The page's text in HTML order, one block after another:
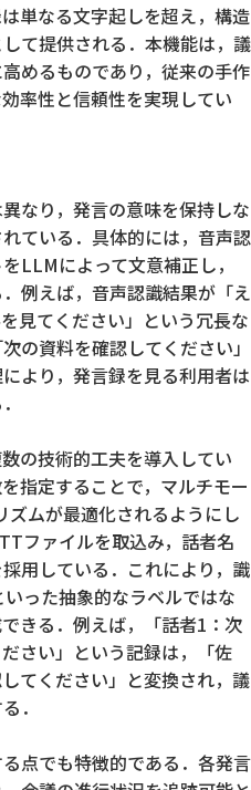
単なる文字起しを超え，構造
て提供される．本機能は，議
めるものであり，従来の手作
率性と信頼性を実現してい
なり，発言の意味を保持しな
ている．具体的には，音声認
LLMによって文意補正し，
例えば，音声認識結果が「え
見てください」という冗長な
の資料を確認してください」
より，発言録を見る利用者は
の技術的工夫を導入してい
指定することで，マルチモー
ズムが最適化されるようにし
ファイルを取込み，話者名
用している．これにより，識
った抽象的なラベルではな
きる．例えば，「話者1：次
さい」という記録は，「佐
てください」と変換され，議
．
点でも特徴的である．各発言